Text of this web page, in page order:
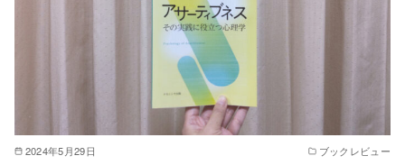
2024年5月29日 ブックレビュー